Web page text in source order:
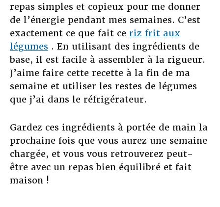
repas simples et copieux pour me donner
de l’énergie pendant mes semaines. C’est
exactement ce que fait ce riz frit aux
légumes . En utilisant des ingrédients de
base, il est facile à assembler à la rigueur.
J’aime faire cette recette à la fin de ma
semaine et utiliser les restes de légumes
que j’ai dans le réfrigérateur.
Gardez ces ingrédients à portée de main la
prochaine fois que vous aurez une semaine
chargée, et vous vous retrouverez peut-
être avec un repas bien équilibré et fait
maison !